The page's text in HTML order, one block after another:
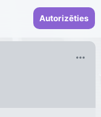
Autorizēties